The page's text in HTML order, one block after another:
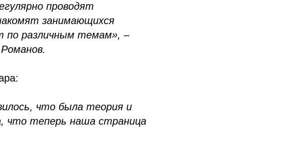
проводят
занимающихся
по различным темам», –
что была теория и
что теперь наша страница